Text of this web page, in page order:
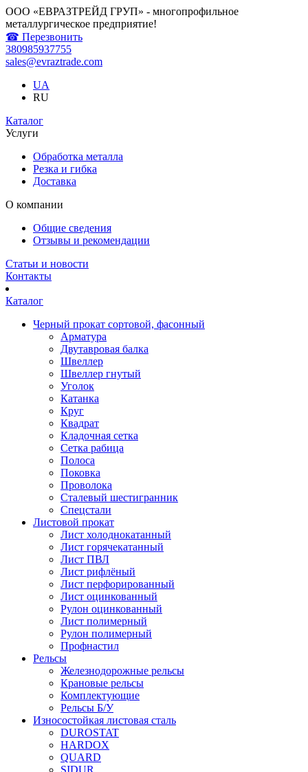
ООО «ЕВРАЗТРЕЙД ГРУП» - многопрофильное
металлургическое предприятие!
☎ Перезвонить
380985937755
sales@evraztrade.com
UA
RU
Каталог
Услуги
Обработка металла
Резка и гибка
Доставка
О компании
Общие сведения
Отзывы и рекомендации
Статьи и новости
Контакты
Каталог
Черный прокат сортовой, фасонный
Арматура
Двутавровая балка
Швеллер
Швеллер гнутый
Уголок
Катанка
Круг
Квадрат
Кладочная сетка
Сетка рабица
Полоса
Поковка
Проволока
Сталевый шестигранник
Спецстали
Листовой прокат
Лист холоднокатанный
Лист горячекатанный
Лист ПВЛ
Лист рифлёный
Лист перфорированный
Лист оцинкованный
Рулон оцинкованный
Лист полимерный
Рулон полимерный
Профнастил
Рельсы
Железнодорожные рельсы
Крановые рельсы
Комплектующие
Рельсы Б/У
Износостойкая листовая сталь
DUROSTAT
HARDOX
QUARD
SIDUR